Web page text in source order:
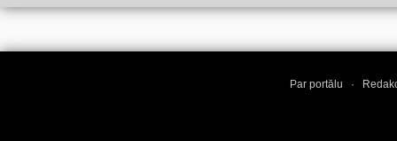
Par portālu ·